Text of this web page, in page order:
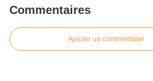
Commentaires
Ajouter un commentaire